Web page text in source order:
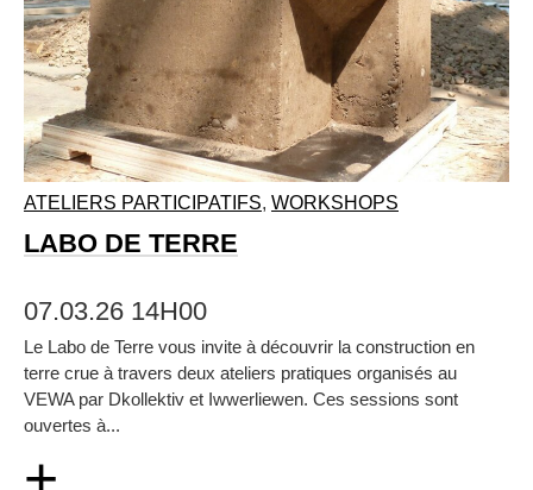
ATELIERS PARTICIPATIFS, WORKSHOPS
LABO DE TERRE
07.03.26 14H00
Le Labo de Terre vous invite à découvrir la construction en
terre crue à travers deux ateliers pratiques organisés au
VEWA par Dkollektiv et Iwwerliewen. Ces sessions sont
ouvertes à...